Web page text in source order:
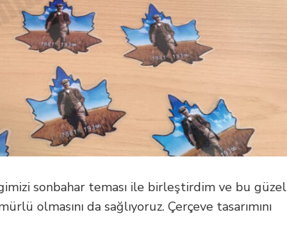
sonbahar teması ile birleştirdim ve bu güzel
olmasını da sağlıyoruz. Çerçeve tasarımını